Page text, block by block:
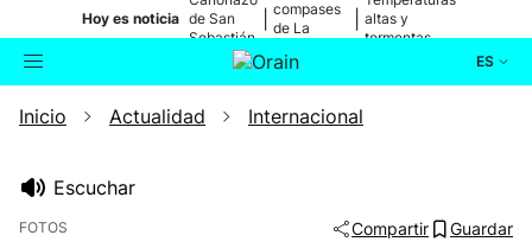
Hoy es noticia de San
Sebastián
compases
de La
altas y
tormentas
ES
Buscador Actualidad
Inicio Actualidad Internacional
Escuchar
FOTOS Compartir Guardar